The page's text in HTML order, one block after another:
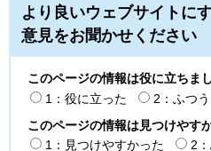
より良いウェブサイトに
意見をお聞かせください
このページの情報は役に立ちま
1：役に立った
2：ふつう
このページの情報は見つけやす
1：見つけやすかった
2